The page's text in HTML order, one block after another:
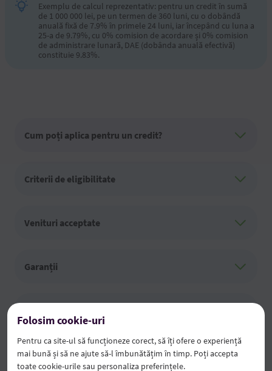
Exemplu de calcul reprezentativ: pentru un credit în sumă
de 1 000 000 lei, pe un termen de 360 luni, cu o dobândă
anuală fixă de 7.9% în primele 24 luni, iar începând cu luna a
25-a de 9.79%, cu 0% comision de acordare și 0% comision
de administrare lunară, DAE (dobânda anuală efectivă)
constituie 9.83%.
Cum poți aplica pentru un credit?
Criterii de eligibilitate
Venituri acceptate
Garanții
Folosim cookie-uri
Pentru ca site-ul să funcționeze corect, să îți ofere o experiență
mai bună și să ne ajute să-l îmbunătățim în timp. Poți accepta
toate cookie-urile sau personaliza preferințele.